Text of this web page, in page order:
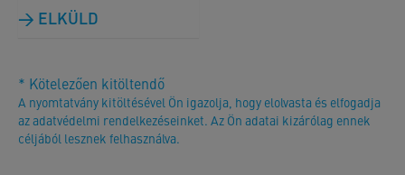
ELKÜLD
* Kötelezően kitöltendő
A nyomtatvány kitöltésével Ön igazolja, hogy elolvasta és elfogadja
az adatvédelmi rendelkezéseinket. Az Ön adatai kizárólag ennek
céljából lesznek felhasználva.